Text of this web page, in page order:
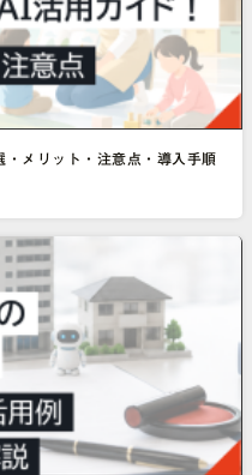
メリット・注意点・導入手順